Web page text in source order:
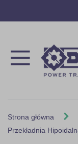
Strona główna
Przekładnia